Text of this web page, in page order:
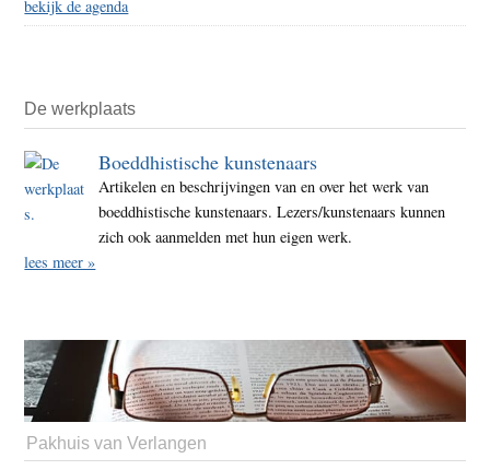
bekijk de agenda
De werkplaats
Boeddhistische kunstenaars
Artikelen en beschrijvingen van en over het werk van
boeddhistische kunstenaars. Lezers/kunstenaars kunnen
zich ook aanmelden met hun eigen werk.
lees meer »
Pakhuis van Verlangen